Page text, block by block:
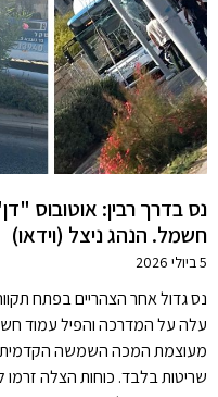
נס בדרך רבין: אוטובוס
חשמל. הנהג ניצל (וידאו)
5 ביולי 2026
נס גדול אחר הצהריים בפתח
עלה על המדרכה והפיל עמוד
מעוצמת המכה השמשה הקדמית
שריטות בלבד. כוחות הצלה זרמו